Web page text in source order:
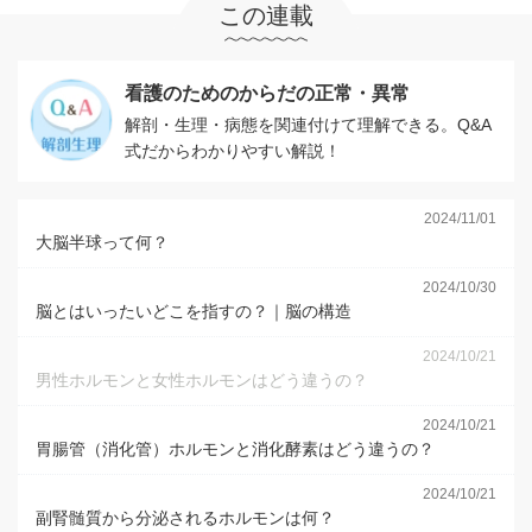
この連載
看護のためのからだの正常・異常
解剖・生理・病態を関連付けて理解できる。Q&A
式だからわかりやすい解説！
2024/11/01
大脳半球って何？
2024/10/30
脳とはいったいどこを指すの？｜脳の構造
2024/10/21
男性ホルモンと女性ホルモンはどう違うの？
2024/10/21
胃腸管（消化管）ホルモンと消化酵素はどう違うの？
2024/10/21
副腎髄質から分泌されるホルモンは何？